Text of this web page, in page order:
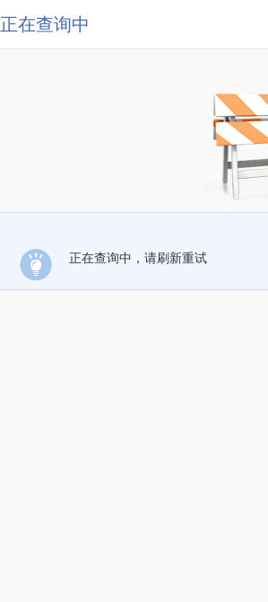
正在查询中
正在查询中，请刷新重试